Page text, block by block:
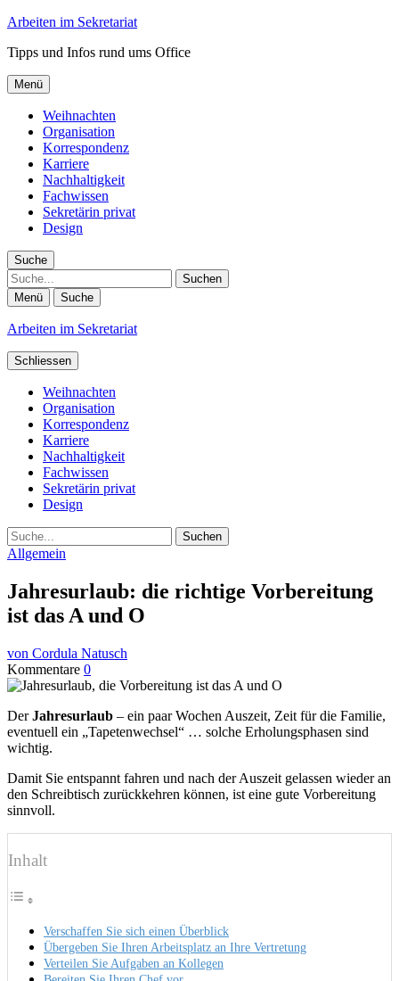
Arbeiten im Sekretariat
Tipps und Infos rund ums Office
Menü
Weihnachten
Organisation
Korrespondenz
Karriere
Nachhaltigkeit
Fachwissen
Sekretärin privat
Design
Suche
Suche
Menü Suche
Arbeiten im Sekretariat
Schliessen
Weihnachten
Organisation
Korrespondenz
Karriere
Nachhaltigkeit
Fachwissen
Sekretärin privat
Design
Suche
Allgemein
Jahresurlaub: die richtige Vorbereitung
ist das A und O
von Cordula Natusch
Kommentare 0
DerJahresurlaub – ein paar Wochen Auszeit, Zeit für die Familie,
eventuell ein „Tapetenwechsel“ … solche Erholungsphasen sind
wichtig.
Damit Sie entspannt fahren und nach der Auszeit gelassen wieder an
den Schreibtisch zurückkehren können, ist eine gute Vorbereitung
sinnvoll.
Inhalt
Verschaffen Sie sich einen Überblick
Übergeben Sie Ihren Arbeitsplatz an Ihre Vertretung
Verteilen Sie Aufgaben an Kollegen